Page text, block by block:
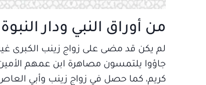
من أوراق النبي ودار النبوة
لم يكن قد مضى على زواج زينب الكبرى
جاؤوا يلتمسون مصاهرة ابن عمهم
كريم، كما حصل في زواج زينب وأبي العاص